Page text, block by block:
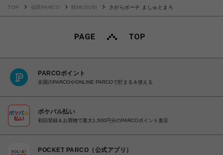
TOP 福岡PARCO 晴MUSUBI さがらポーチ ましゅとまろ
PARCOポイント
全国のPARCOやONLINE PARCOで貯まる＆使える
ポケパル払い
初回登録＆お買物で最大1,500円分のPARCOポイント進呈
POCKET PARCO（公式アプリ）